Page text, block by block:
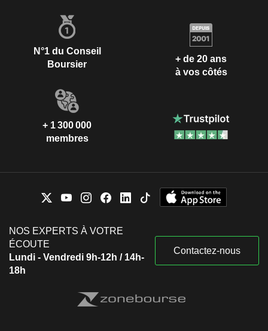
N°1 du Conseil
Boursier
+ de 20 ans
à vos côtés
+ 1 300 000
membres
NOS EXPERTS À VOTRE
ÉCOUTE
Lundi - Vendredi 9h-12h / 14h-
18h
Contactez-nous